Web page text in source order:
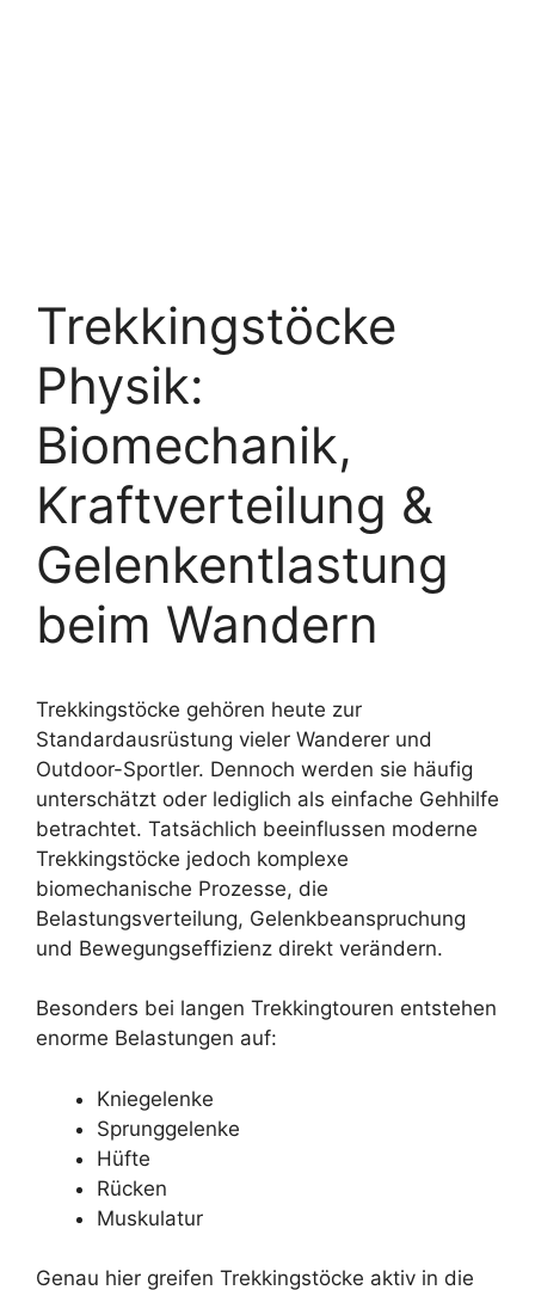
Trekkingstöcke
Physik:
Biomechanik,
Kraftverteilung &
Gelenkentlastung
beim Wandern
Trekkingstöcke gehören heute zur
Standardausrüstung vieler Wanderer und
Outdoor-Sportler. Dennoch werden sie häufig
unterschätzt oder lediglich als einfache Gehhilfe
betrachtet. Tatsächlich beeinflussen moderne
Trekkingstöcke jedoch komplexe
biomechanische Prozesse, die
Belastungsverteilung, Gelenkbeanspruchung
und Bewegungseffizienz direkt verändern.
Besonders bei langen Trekkingtouren entstehen
enorme Belastungen auf:
Kniegelenke
Sprunggelenke
Hüfte
Rücken
Muskulatur
Genau hier greifen Trekkingstöcke aktiv in die